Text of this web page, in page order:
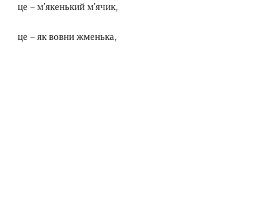
це – м’якенький м’ячик,
це – як вовни жменька,